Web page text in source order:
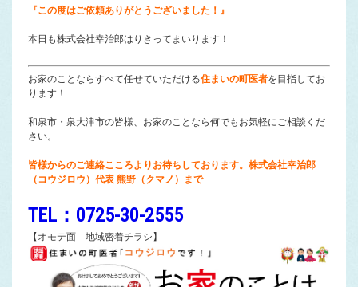
『この度はご依頼ありがとうございました！』
本日も株式会社幸治郎はりきってまいります！
お家のことならすべて任せていただける住まいの町医者を目指してお
ります！
和泉市・泉大津市の皆様、お家のことなら何でもお気軽にご相談くだ
さい。
皆様からのご連絡こころよりお待ちしております。株式会社幸治郎
（コウジロウ）代表 熊野（クマノ）まで
TEL：0725-30-2555
【オモテ面 地域密着チラシ】